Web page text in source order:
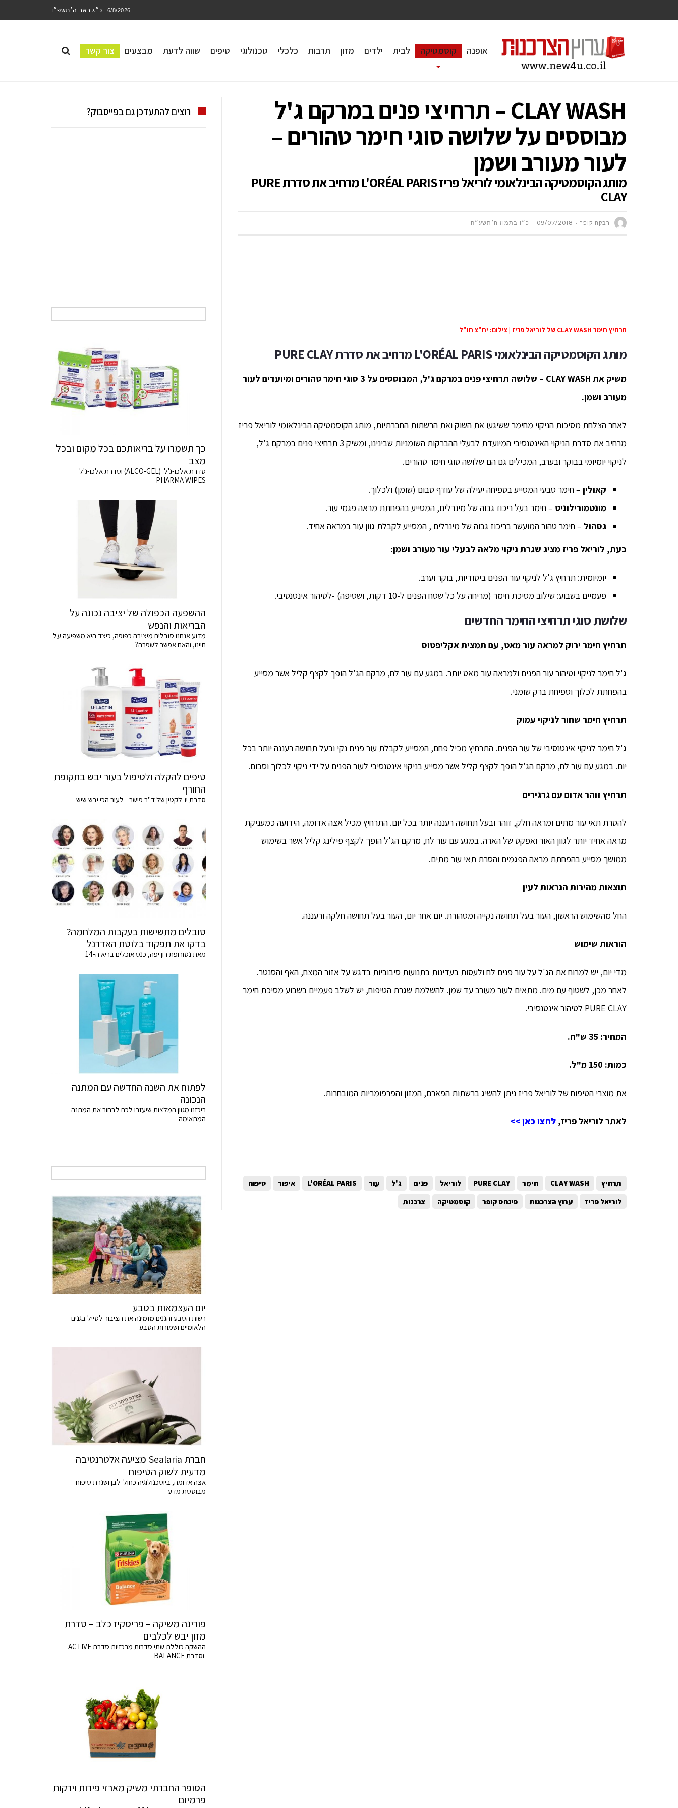
6/8/2026 כ״ג באב ה׳תשפ״ו
אופנה קוסמטיקה לבית ילדים מזון תרבות כלכלי טכנולוגי טיפים שווה לדעת מבצעים צור קשר
CLAY WASH – תרחיצי פנים במרקם ג'ל
מבוססים על שלושה סוגי חימר טהורים –
לעור מעורב ושמן
מותג הקוסמטיקה הבינלאומי לוריאל פריז L'ORÉAL PARIS מרחיב את סדרת PURE
CLAY
רבקה קופר 09/07/2018 – כ״ו בתמוז ה׳תשע״ח
תרחיץ חימר CLAY WASH של לוריאל פריז | צילום: יח"צ חו"ל
מותג הקוסמטיקה הבינלאומיL'ORÉAL PARIS מרחיב את סדרתPURE CLAY
משיק את CLAY WASH – שלושה
תרחיצי פנים במרקם ג'ל, המבוססים על 3 סוגי חימר טהורים ומיועדים לעור
מעורב ושמן.
לאחר הצלחת מסיכות הניקוי מחימר ששיגעו את השוק ואת הרשתות החברתיות, מותג הקוסמטיקה הבינלאומי לוריאל פריז
מרחיב את סדרת הניקוי האינטנסיבי המיועדת לבעלי ההברקות השומניות שבינינו, ומשיק 3 תרחיצי פנים במרקם ג'ל,
לניקוי יומיומי בבוקר ובערב, המכילים גם הם שלושה סוגי חימר טהורים.
קאולין – חימר טבעי המסייע בספיחה יעילה של עודף סבום (שומן) ולכלוך.
מונטמורילוניט – חימר בעל ריכוז גבוה של מינרלים, המסייע בהפחתת מראה פגמי עור.
גסהול – חימר טהור המועשר בריכוז גבוה של מינרלים , המסייע לקבלת גוון עור במראה אחיד.
כעת, לוריאל פריז מציג שגרת ניקוי מלאה לבעלי עור מעורב ושמן:
יומיומית: תרחיץ ג'ל לניקוי עור הפנים ביסודיות, בוקר וערב.
פעמיים בשבוע: שילוב מסיכת חימר (מריחה על כל שטח הפנים ל-10 דקות, ושטיפה) -לטיהור אינטנסיבי.
שלושת סוגי תרחיצי החימר החדשים
תרחיץ חימר ירוק למראה עור מאט, עם תמצית אקליפטוס
ג'ל חימר לניקוי וטיהור עור הפנים ולמראה עור מאט יותר. במגע עם עור לח, מרקם הג'ל הופך לקצף קליל אשר מסייע
בהפחתת לכלוך וספיחת ברק שומני.
תרחיץ חימר שחור לניקוי עמוק
ג'ל חימר לניקוי אינטנסיבי של עור הפנים. התרחיץ מכיל פחם, המסייע לקבלת עור פנים נקי ובעל תחושה רעננה יותר בכל
יום. במגע עם עור לח, מרקם הג'ל הופך לקצף קליל אשר מסייע בניקוי אינטנסיבי לעור הפנים על ידי ניקוי לכלוך וסבום.
תרחיץ זוהר אדום עם גרגירים
להסרת תאי עור מתים ומראה חלק, זוהר ובעל תחושה רעננה יותר בכל יום. התרחיץ מכיל אצה אדומה, הידועה כמעניקת
מראה אחיד יותר לגוון האור ואפקט של הארה. במגע עם עור לח, מרקם הג'ל הופך לקצף פילינג קליל אשר בשימוש
ממושך מסייע בהפחתת מראה הפגמים והסרת תאי עור מתים.
תוצאות מהירות הנראות לעין
החל מהשימוש הראשון, העור בעל תחושה נקייה ומטהורת. יום אחר יום, העור בעל תחושה חלקה ורעננה.
הוראות שימוש
מדי יום, יש למרוח את הג'ל על עור פנים לח ולעסות בעדינות בתנועות סיבוביות בדגש על אזור המצח, האף והסנטר.
לאחר מכן, לשטוף עם מים. מתאים לעור מעורב עד שמן. להשלמת שגרת הטיפוח, יש לשלב פעמיים בשבוע מסיכת חימר
PURE CLAY לטיהור אינטנסיבי.
המחיר: 35 ש"ח.
כמות: 150 מ"ל.
את מוצרי הטיפוח של לוריאל פריז ניתן להשיג ברשתות הפארם, המזון והפרפומריות המובחרות.
לאתר לוריאל פריז, לחצו כאן >>
תרחיץ CLAY WASH חימר PURE CLAY לוריאל פנים ג'ל עור L'ORÉAL PARIS איפור
טיפוח
לוריאל פריז
ערוץ הצרכנות פינחס קופר קוסמטיקה צרכנות
רוצים להתעדכן גם בפייסבוק?
כך תשמרו על בריאותכם בכל מקום ובכל
מצב
סדרת אלכו-ג'ל (ALCO-GEL) וסדרת אלכו-ג'ל
PHARMA WIPES
ההשפעה הכפולה של יציבה נכונה על
הבריאות והנפש
מדוע אנחנו סובלים מיציבה כפופה, כיצד היא משפיעה על
חיינו, והאם אפשר לשפרה?
טיפים להקלה ולטיפול בעור יבש בתקופת
החורף
סדרת יו-לקטין של ד"ר פישר - לעור הכי יבש שיש
סובלים מתשישות בעקבות המלחמה?
בדקו את תפקוד בלוטת האדרנל
מאת נטורופת רון יפה, כנס אוכלים בריא ה-14
לפתוח את השנה החדשה עם המתנה
הנכונה
ריכזנו מגוון המלצות שיעזרו לכם לבחור את המתנה
המתאימה
יום העצמאות בטבע
רשות הטבע והגנים מזמינה את הציבור לטייל בגנים
הלאומיים ושמורות הטבע
חברת Sealaria מציעה אלטרנטיבה
מדעית לשוק הטיפוח
אצה אדומה, ביוטכנולוגיה כחול־לבן ושגרת טיפוח
מבוססת מדע
פורינה משיקה – פריסקיז כלב – סדרת
מזון יבש לכלבים
ההשקה כוללת שתי סדרות מרכזיות סדרת ACTIVE
וסדרת BALANCE
הסופר החברתי משיק מארזי פירות וירקות
פרמיום